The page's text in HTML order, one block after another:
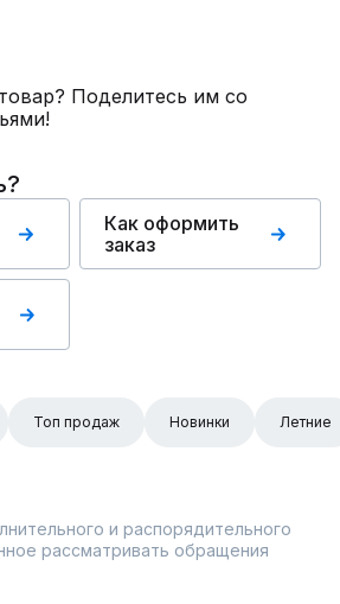
Поделитесь им со
Как оформить
заказ
Топ продаж Новинки Летние
и распорядительного
рассматривать обращения